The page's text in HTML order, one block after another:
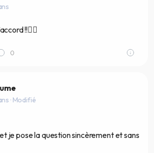
!!👌🏾
0
· Modifié
je pose la question sincèrement et sans